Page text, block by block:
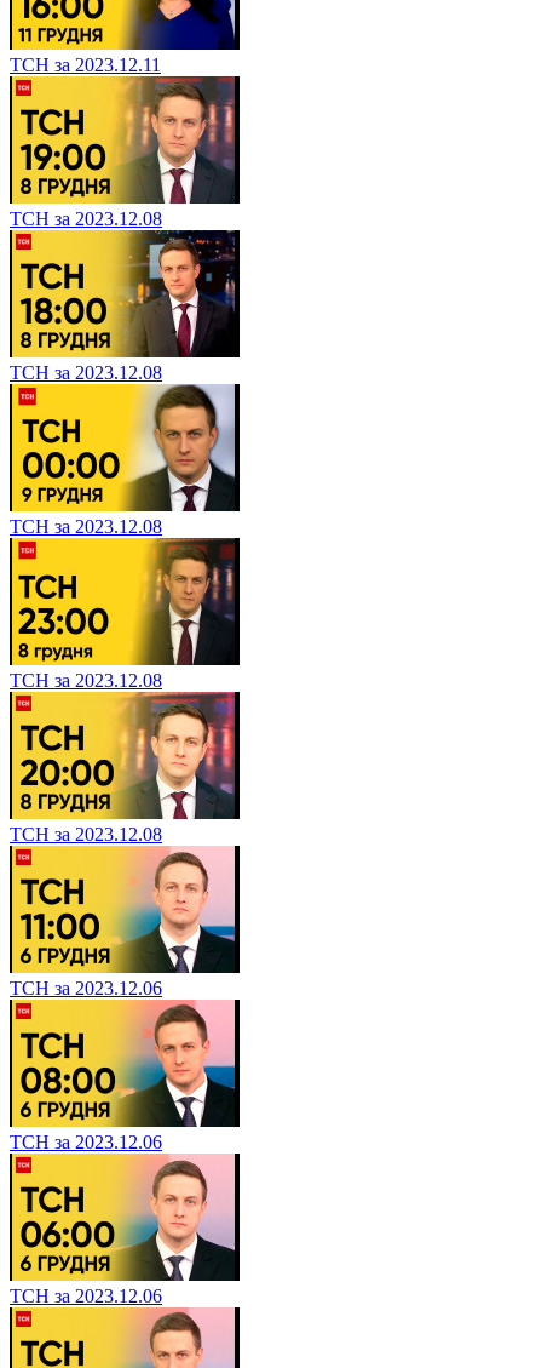
ТСН за 2023.12.11
ТСН за 2023.12.08
ТСН за 2023.12.08
ТСН за 2023.12.08
ТСН за 2023.12.08
ТСН за 2023.12.08
ТСН за 2023.12.06
ТСН за 2023.12.06
ТСН за 2023.12.06